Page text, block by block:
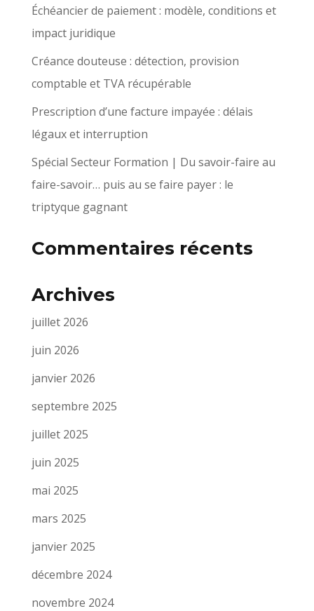
Échéancier de paiement : modèle, conditions et
impact juridique
Créance douteuse : détection, provision
comptable et TVA récupérable
Prescription d’une facture impayée : délais
légaux et interruption
Spécial Secteur Formation | Du savoir-faire au
faire-savoir… puis au se faire payer : le
triptyque gagnant
Commentaires récents
Archives
juillet 2026
juin 2026
janvier 2026
septembre 2025
juillet 2025
juin 2025
mai 2025
mars 2025
janvier 2025
décembre 2024
novembre 2024